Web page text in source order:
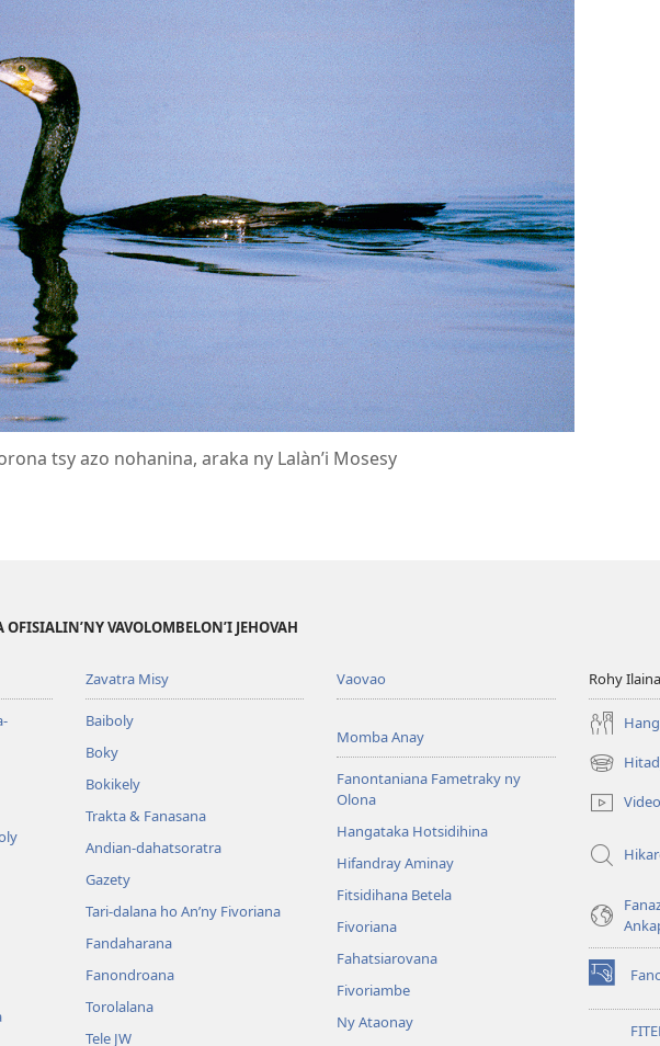
tsy azo nohanina, araka ny Lalàn’i Mosesy
VAVOLOMBELON’I JEHOVAH
Zavatra Misy
Baiboly
Boky
Bokikely
Trakta & Fanasana
Andian-dahatsoratra
Gazety
Tari-dalana ho An’ny Fivoriana
Fandaharana
Fanondroana
Torolalana
Tele JW
Vaovao
Momba Anay
Fanontaniana Fametraky ny
Olona
Hangataka Hotsidihina
Hifandray Aminay
Fitsidihana Betela
Fivoriana
Fahatsiarovana
Fivoriambe
Ny Ataonay
Rohy Ilaina
rohy) Video
rohy)